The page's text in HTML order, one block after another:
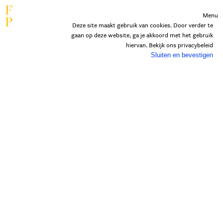
Deze site maakt gebruik van cookies. Door verder te
gaan op deze website, ga je akkoord met het gebruik
hiervan. Bekijk ons privacybeleid
Sluiten en bevestigen
F
P Menu